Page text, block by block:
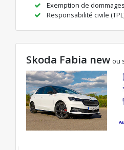
Exemption de
Responsabilité civile
Skoda Fabia new ou